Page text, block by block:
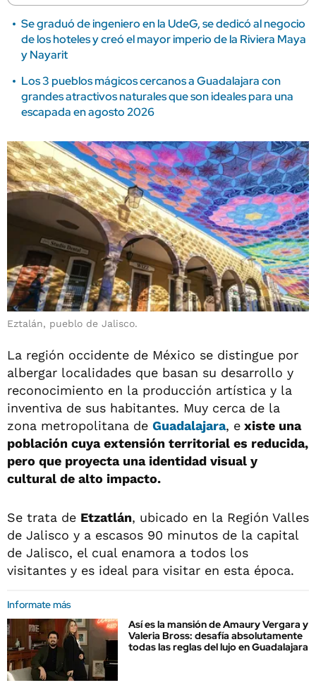
Se graduó de ingeniero en la UdeG, se dedicó al negocio
de los hoteles y creó el mayor imperio de la Riviera Maya
y Nayarit
Los 3 pueblos mágicos cercanos a Guadalajara con
grandes atractivos naturales que son ideales para una
escapada en agosto 2026
Eztalán, pueblo de Jalisco.
La región occidente de México se distingue por
albergar localidades que basan su desarrollo y
reconocimiento en la producción artística y la
inventiva de sus habitantes. Muy cerca de la
zona metropolitana de Guadalajara, e xiste una
población cuya extensión territorial es reducida,
pero que proyecta una identidad visual y
cultural de alto impacto.
Se trata de Etzatlán, ubicado en la Región Valles
de Jalisco y a escasos 90 minutos de la capital
de Jalisco, el cual enamora a todos los
visitantes y es ideal para visitar en esta época.
Informate más
Así es la mansión de Amaury Vergara y
Valeria Bross: desafía absolutamente
todas las reglas del lujo en Guadalajara